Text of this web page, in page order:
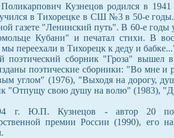
Кузнецов родился в 1941
в Тихорецке в СШ №3 в 50-е годы.
газете "Ленинский путь". В 60-е годы
Кубани" и печатал стихи. В
мы переехали в Тихорецк к деду и
поэтический сборник "Гроза" вышел
поэтические сборники: "Во мне и
углом" (1976), "Выходя на дорогу,
"Отпущу свою душу на волю" (1983),
г. Ю.П. Кузнецов - автор 20
премии России (1990), его